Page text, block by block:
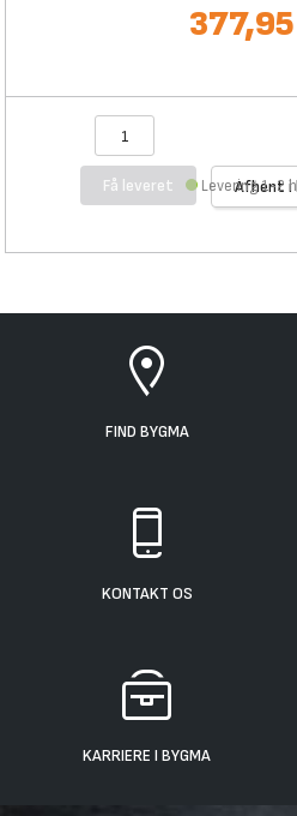
377,95
Få leveret Afhent i
Levering 1-2
FIND BYGMA
KONTAKT OS
KARRIERE I BYGMA